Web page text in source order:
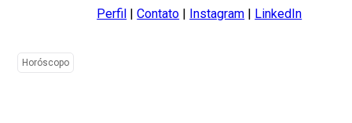
Perfil |Contato | Instagram | LinkedIn
Horóscopo